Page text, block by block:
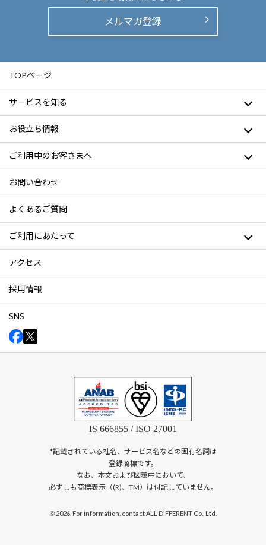
メルマガ登録
TOPページ
サービスを知る
お役立ち情報
ご利用中のお客さまへ
お問い合わせ
よくあるご質問
ご利用にあたって
アクセス
採用情報
SNS
IS 666855 / ISO 27001
*記載されている社名、サービス名などの固有名詞は
登録商標です。
なお、本文および図表中において、
必ずしも商標表示（(R)、TM）は付記していません。
©2026. For information, contact ALL DIFFERENT Co., Ltd.